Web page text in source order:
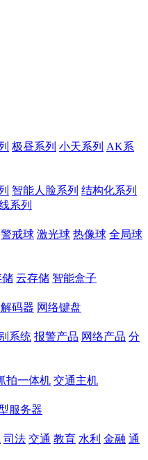
极昼系列 小天系列 AK系
智能人脸系列 结构化系列
系列
警戒球 激光球 热像球 全局球
储 云存储 智能盒子
码器 网络键盘
系统 报警产品 网络产品 分
拍一体机 交通主机
服务器
司法 交通 教育 水利 金融 通